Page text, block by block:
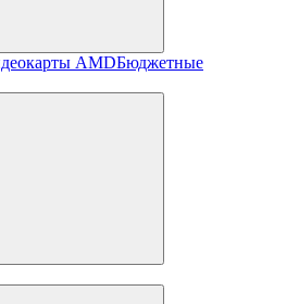
AMDБюджетные